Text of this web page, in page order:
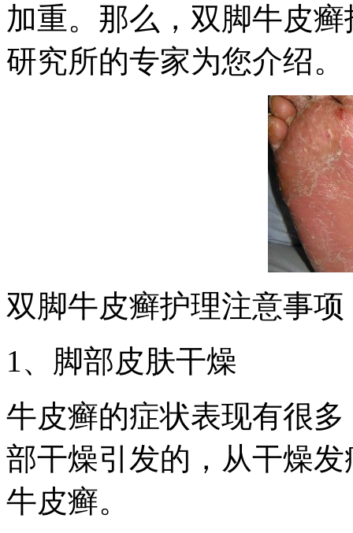
加重。那么，双脚牛皮
研究所的专家为您介绍。
双脚牛皮癣护理注意事项
1、脚部皮肤干燥
牛皮癣的症状表现有很
部干燥引发的，从干燥
牛皮癣。